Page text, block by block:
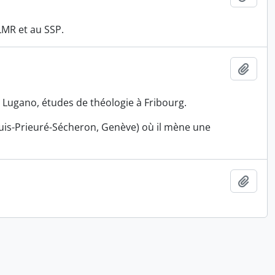
et au SSP.
études de théologie à Fribourg.
Prieuré-Sécheron, Genève) où il mène une